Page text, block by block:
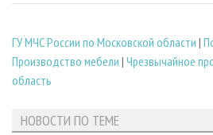
ГУ МЧС России по Московской области |
Производство мебели | Чрезвычайное
область
НОВОСТИ ПО ТЕМЕ